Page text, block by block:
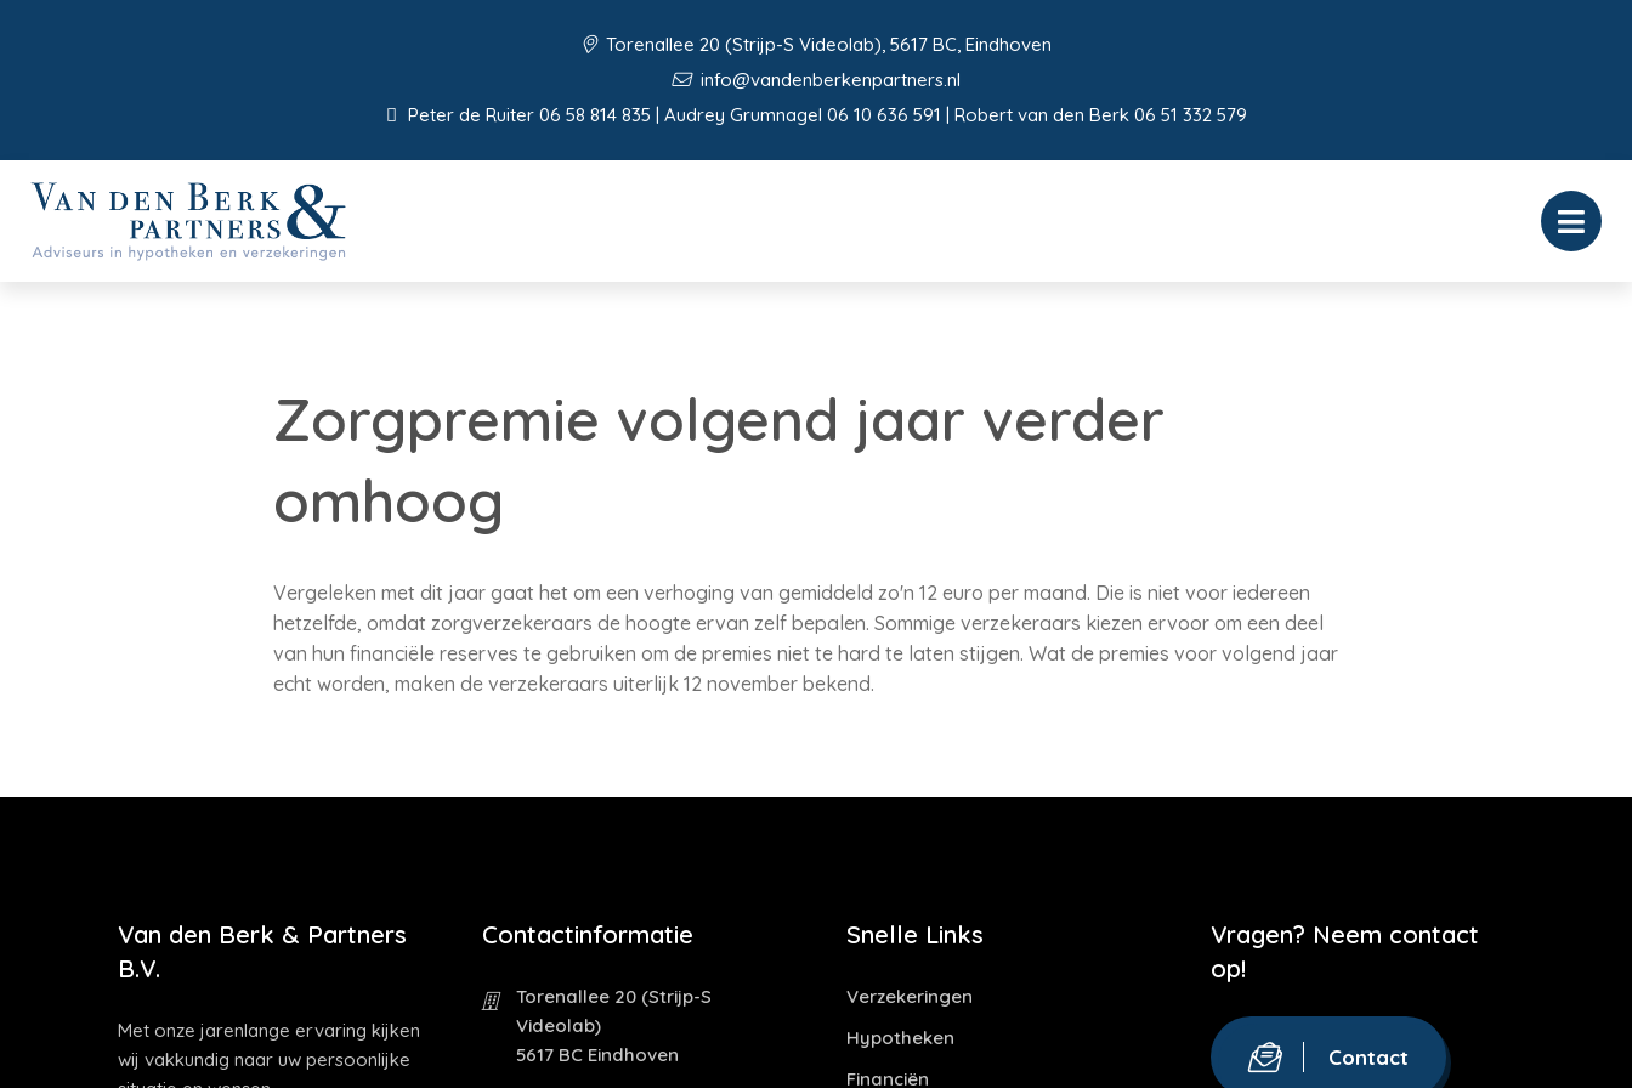
Torenallee 20 (Strijp-S Videolab), 5617 BC, Eindhoven
info@vandenberkenpartners.nl
Peter de Ruiter 06 58 814 835 | Audrey Grumnagel 06 10 636 591 | Robert van den Berk 06 51 332 579
Zorgpremie volgend jaar verder
omhoog
Vergeleken met dit jaar gaat het om een verhoging van gemiddeld zo'n 12 euro per maand. Die is niet voor iedereen
hetzelfde, omdat zorgverzekeraars de hoogte ervan zelf bepalen. Sommige verzekeraars kiezen ervoor om een deel
van hun financiële reserves te gebruiken om de premies niet te hard te laten stijgen. Wat de premies voor volgend jaar
echt worden, maken de verzekeraars uiterlijk 12 november bekend.
Van den Berk & Partners
B.V.
Met onze jarenlange ervaring kijken
wij vakkundig naar uw persoonlijke
Contactinformatie
Torenallee 20 (Strijp-S
Videolab)
5617 BC Eindhoven
Snelle Links
Verzekeringen
Hypotheken
Financiën
Vragen? Neem contact
op!
Contact